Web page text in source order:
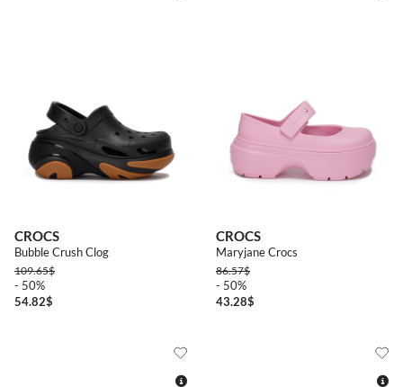
CROCS
Bubble Crush Clog
109.65$
- 50%
54.82$
CROCS
Maryjane Crocs
86.57$
- 50%
43.28$